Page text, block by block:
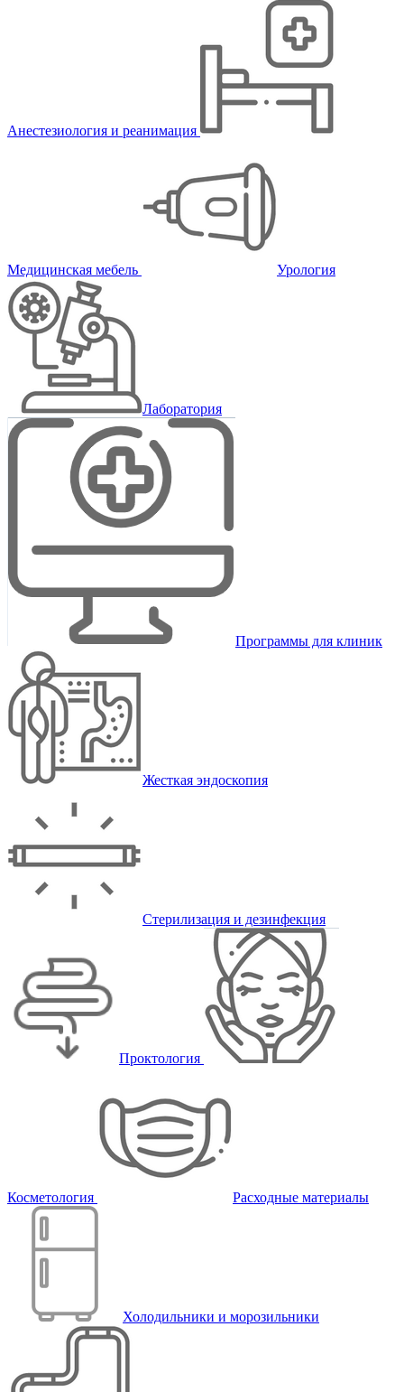
Анестезиология и реанимация
Медицинская мебель Урология
Лаборатория
Программы для клиник
Жесткая эндоскопия
Стерилизация и дезинфекция
Проктология
Косметология Расходные материалы
Холодильники и морозильники